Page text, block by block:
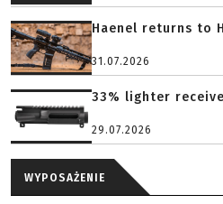
Haenel returns to
31.07.2026
33% lighter
29.07.2026
WYPOSAŻENIE